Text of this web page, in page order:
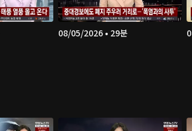
08/05/2026 • 29분